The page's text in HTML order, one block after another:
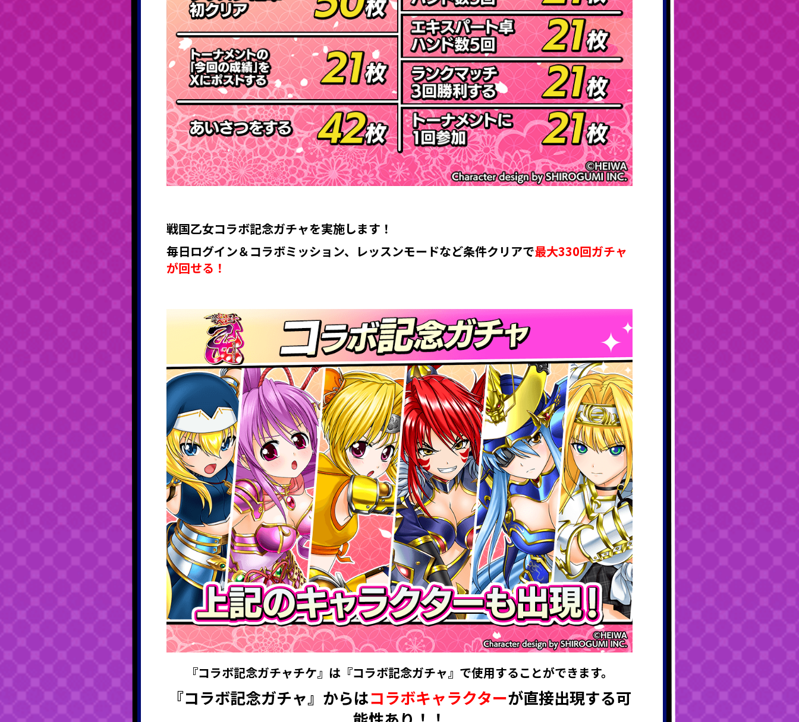
戦国乙女コラボ記念ガチャを実施します！
毎日ログイン＆コラボミッション、レッスンモードなど条件クリアで最大330回ガチャ
が回せる！
『コラボ記念ガチャチケ』は『コラボ記念ガチャ』で使用することができます。
『コラボ記念ガチャ』からはコラボキャラクターが直接出現する可